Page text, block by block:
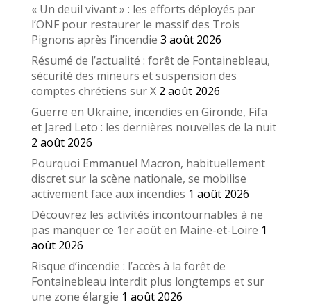
« Un deuil vivant » : les efforts déployés par
l’ONF pour restaurer le massif des Trois
Pignons après l’incendie 3 août 2026
Résumé de l’actualité : forêt de Fontainebleau,
sécurité des mineurs et suspension des
comptes chrétiens sur X 2 août 2026
Guerre en Ukraine, incendies en Gironde, Fifa
et Jared Leto : les dernières nouvelles de la nuit
2 août 2026
Pourquoi Emmanuel Macron, habituellement
discret sur la scène nationale, se mobilise
activement face aux incendies 1 août 2026
Découvrez les activités incontournables à ne
pas manquer ce 1er août en Maine-et-Loire 1
août 2026
Risque d’incendie : l’accès à la forêt de
Fontainebleau interdit plus longtemps et sur
une zone élargie 1 août 2026